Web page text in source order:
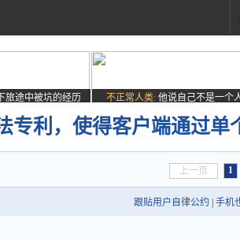
旅途中被坑的经历 不正常人类: 他说自己不是一个
专利，使得客户端通过单
上一页 1
跟贴用户自律公约 手机